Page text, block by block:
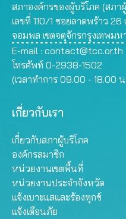
สภาองค์กรของผู้บริโภค (สภา
เลขที่ 110/1 ซอยลาดพร้าว
จอมพล เขตจตุจักรกรุงเทพม
E-mail : contact@tcc.or.th
โทรศัพท์ 0-2938-1502
(เวลาทำการ 09.00 - 18.00 น
เกี่ยวกับเรา
เกี่ยวกับสภาผู้บริโภค
องค์กรสมาชิก
หน่วยงานเขตพื้นที่
หน่วยงานประจำจังหวัด
แจ้งเบาะแสและร้องทุกข์
แจ้งเตือนภัย